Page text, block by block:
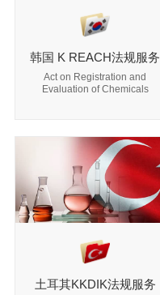
韩国 K REACH法规服务
Act on Registration and
Evaluation of Chemicals
土耳其KKDIK法规服务